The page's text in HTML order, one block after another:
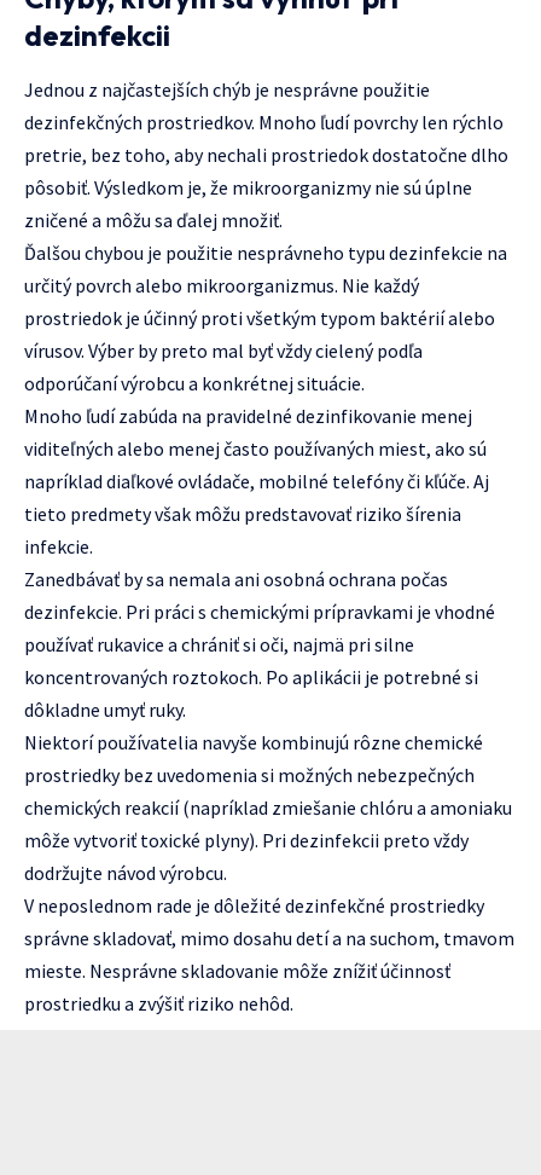
dezinfekcii
Jednou z najčastejších chýb je nesprávne použitie
dezinfekčných prostriedkov. Mnoho ľudí povrchy len rýchlo
pretrie, bez toho, aby nechali prostriedok dostatočne dlho
pôsobiť. Výsledkom je, že mikroorganizmy nie sú úplne
zničené a môžu sa ďalej množiť.
Ďalšou chybou je použitie nesprávneho typu dezinfekcie na
určitý povrch alebo mikroorganizmus. Nie každý
prostriedok je účinný proti všetkým typom baktérií alebo
vírusov. Výber by preto mal byť vždy cielený podľa
odporúčaní výrobcu a konkrétnej situácie.
Mnoho ľudí zabúda na pravidelné dezinfikovanie menej
viditeľných alebo menej často používaných miest, ako sú
napríklad diaľkové ovládače, mobilné telefóny či kľúče. Aj
tieto predmety však môžu predstavovať riziko šírenia
infekcie.
Zanedbávať by sa nemala ani osobná ochrana počas
dezinfekcie. Pri práci s chemickými prípravkami je vhodné
používať rukavice a chrániť si oči, najmä pri silne
koncentrovaných roztokoch. Po aplikácii je potrebné si
dôkladne umyť ruky.
Niektorí používatelia navyše kombinujú rôzne chemické
prostriedky bez uvedomenia si možných nebezpečných
chemických reakcií (napríklad zmiešanie chlóru a amoniaku
môže vytvoriť toxické plyny). Pri dezinfekcii preto vždy
dodržujte návod výrobcu.
V neposlednom rade je dôležité dezinfekčné prostriedky
správne skladovať, mimo dosahu detí a na suchom, tmavom
mieste. Nesprávne skladovanie môže znížiť účinnosť
prostriedku a zvýšiť riziko nehôd.